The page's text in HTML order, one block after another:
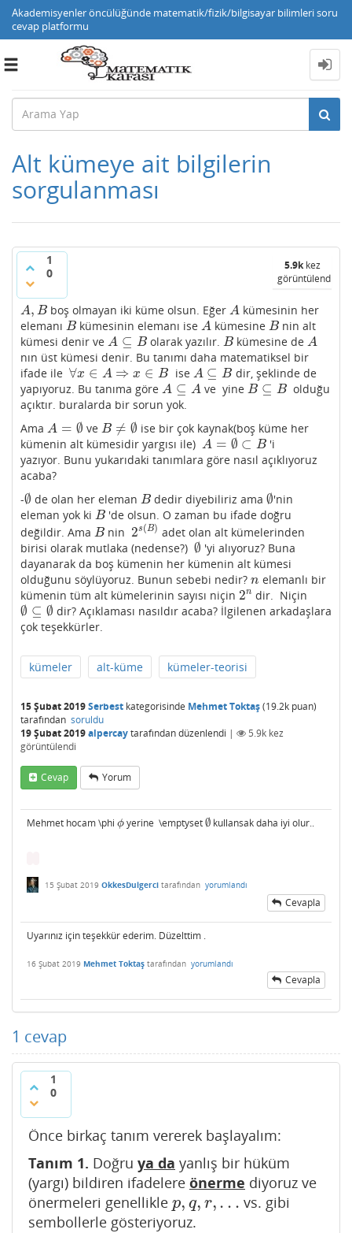
Akademisyenler öncülüğünde matematik/fizik/bilgisayar bilimleri soru
cevap platformu
Toggle
Alt kümeye ait bilgilerin
sorgulanması
1
0
5.9kkez
görüntülendi
A, B
A,B boş olmayan iki küme olsun. Eğer A
A kümesinin her
elemanı B
B kümesinin elemanı ise A
A kümesine B
B nin alt
kümesi denir ve A ⊆ B
A⊆B olarak yazılır.B
B kümesine de A
A
nın üst kümesi denir. Bu tanımı daha matematiksel bir
ifade ile ∀x ∈ A ⇒ x ∈ B
∀x∈A ⇒x ∈B ise A ⊆ B
A⊆B
dir, şeklinde de
yapıyoruz. Bu tanıma göre A ⊆ A
A⊆A ve yineB ⊆ B
B⊆B
olduğu
açıktır. buralarda bir sorun yok.
Ama A = ∅
A= ∅ ve B ≠ ∅
B≠ ∅
ise bir çok kaynak(boş küme her
kümenin alt kümesidir yargısı ile) A = ∅ ⊂ B
A= ∅⊂B
'i
yazıyor. Bunu yukarıdaki tanımlara göre nasıl açıklıyoruz
acaba?
-∅
∅ de olan her eleman B
B dedir diyebiliriz ama ∅
∅'nin
eleman yok ki B
B 'de olsun. O zaman bu ifade doğru
değildir. Ama B
B nin 2s(B)
2s(B) adet olan alt kümelerinden
birisi olarak mutlaka (nedense?) ∅
∅ 'yi alıyoruz? Buna
dayanarak da boş kümenin her kümenin alt kümesi
olduğunu söylüyoruz. Bunun sebebi nedir? n
n elemanlı bir
kümenin tüm alt kümelerinin sayısı niçin 2n
2n dir. Niçin
∅ ⊆ ∅
∅ ⊆∅ dir? Açıklaması nasıldır acaba? İlgilenen arkadaşlara
çok teşekkürler.
kümeler alt-küme kümeler-teorisi
15 Şubat 2019Serbest kategorisinde Mehmet Toktaş(19.2k puan)
tarafından soruldu
19 Şubat 2019alpercaytarafındandüzenlendi | 5.9k kez
görüntülendi
Cevap Yorum
Mehmet hocam \phi ϕ
ϕyerine \emptyset∅
∅ kullansak daha iyi olur..
15 Şubat 2019 OkkesDulgerci tarafından yorumlandı
Cevapla
Uyarınız için teşekkür ederim. Düzelttim .
16 Şubat 2019 Mehmet Toktaş tarafından yorumlandı
Cevapla
1 cevap
1
0
Önce birkaç tanım vererek başlayalım:
Tanım 1. Doğru ya da yanlış bir hüküm
(yargı) bildiren ifadelere önerme diyoruz ve
önermeleri genellikle p, q, r,…
p,q,r …
vs. gibi
sembollerle gösteriyoruz.